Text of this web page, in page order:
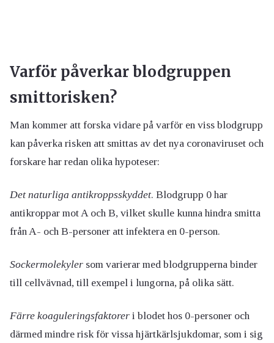
Varför påverkar blodgruppen
smittorisken?
Man kommer att forska vidare på varför en viss blodgrupp
kan påverka risken att smittas av det nya coronaviruset och
forskare har redan olika hypoteser:
Det naturliga antikroppsskyddet. Blodgrupp 0 har
antikroppar mot A och B, vilket skulle kunna hindra smitta
från A- och B-personer att infektera en 0-person.
Sockermolekyler som varierar med blodgrupperna binder
till cellvävnad, till exempel i lungorna, på olika sätt.
Färre koaguleringsfaktorer i blodet hos 0-personer och
därmed mindre risk för vissa hjärtkärlsjukdomar, som i sig